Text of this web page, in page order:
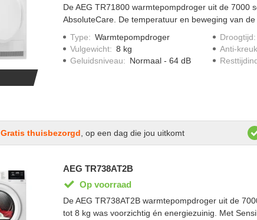
De AEG TR71800 warmtepompdroger uit de 7000
AbsoluteCare. De temperatuur en beweging van
haar vorm niet. Met de binnenverlichting kan je
De PreciseDry sensoren past de tijd en het
de lading. De SensiDry sensoren drogen de kleding
Type: Warmtepompdroger
Vulgewicht: 8 kg
Geluidsniveau: Normaal - 64 dB
Droogtijd:
Anti-
Gratis thuisbezorgd, op een dag die jou uitkomt
AEG TR738AT2B
Op voorraad
De AEG TR738AT2B warmtepompdroger uit de
tot 8 kg was voorzichtig én energiezuinig. Met